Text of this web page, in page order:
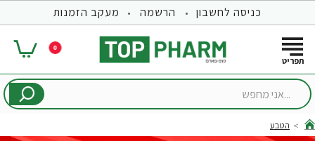
כניסה לחשבון הרשמה מעקב הזמנות
0
...אני
home
הטבע